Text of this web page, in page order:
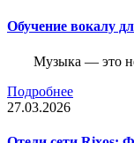
Обучение вокалу
Музыка — это
Подробнее
27.03.2026